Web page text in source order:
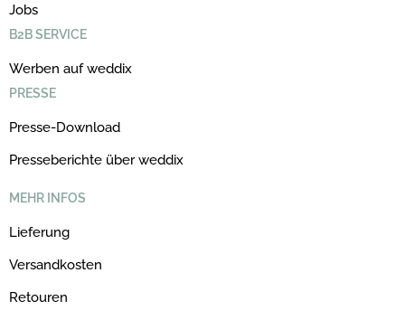
Jobs
B2B SERVICE
Werben auf weddix
PRESSE
Presse-Download
Presseberichte über weddix
MEHR INFOS
Lieferung
Versandkosten
Retouren